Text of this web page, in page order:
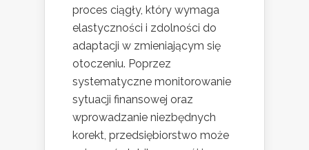
proces ciągły, który wymaga
elastyczności i zdolności do
adaptacji w zmieniającym się
otoczeniu. Poprzez
systematyczne monitorowanie
sytuacji finansowej oraz
wprowadzanie niezbędnych
korekt, przedsiębiorstwo może